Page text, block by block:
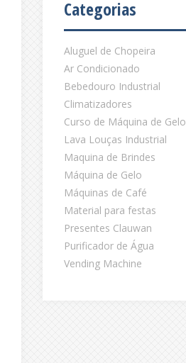
Categorias
Aluguel de Chopeira
Ar Condicionado
Bebedouro Industrial
Climatizadores
Curso de Máquina de Gelo
Lava Louças Industrial
Maquina de Brindes
Máquina de Gelo
Máquinas de Café
Material para festas
Presentes Clauwan
Purificador de Água
Vending Machine